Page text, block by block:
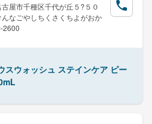
屋市千種区千代が丘５?５０
んなごやしちくさくちよがおか
2600
スウォッシュ ステインケア ピー